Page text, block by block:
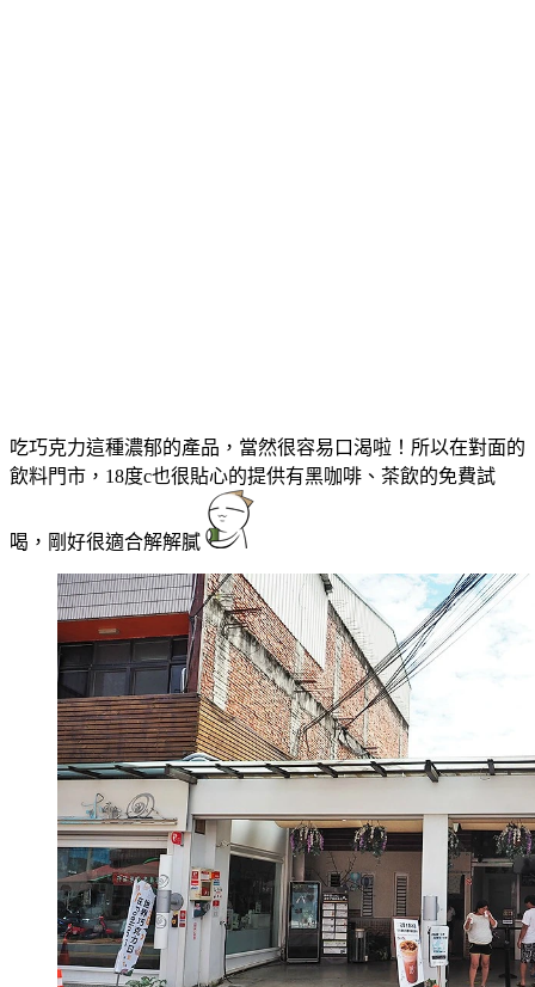
吃巧克力這種濃郁的產品，當然很容易口渴啦！所以在對面的
飲料門市，18度c也很貼心的提供有黑咖啡、茶飲的免費試
喝，剛好很適合解解膩